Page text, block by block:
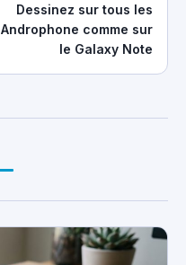
Dessinez sur tous les
Androphone comme sur
le Galaxy Note